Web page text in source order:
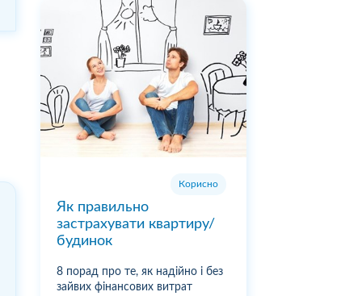
Корисно
Як правильно
застрахувати квартиру/
будинок
8 порад про те, як надійно і без
зайвих фінансових витрат